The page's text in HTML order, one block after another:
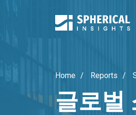
Home Reports
글로벌